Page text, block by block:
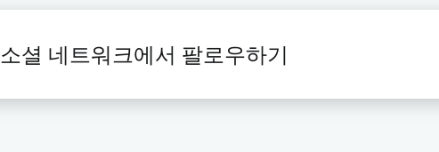
소셜 네트워크에서 팔로우하기